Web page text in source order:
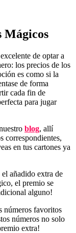
Mágicos
de optar a
los precios de los
es como si la
de forma
cada fin de
para jugar
blog, allí
correspondientes,
en tus cartones ya
añadido extra de
el premio se
alguno!
números favoritos
números no solo
extra!